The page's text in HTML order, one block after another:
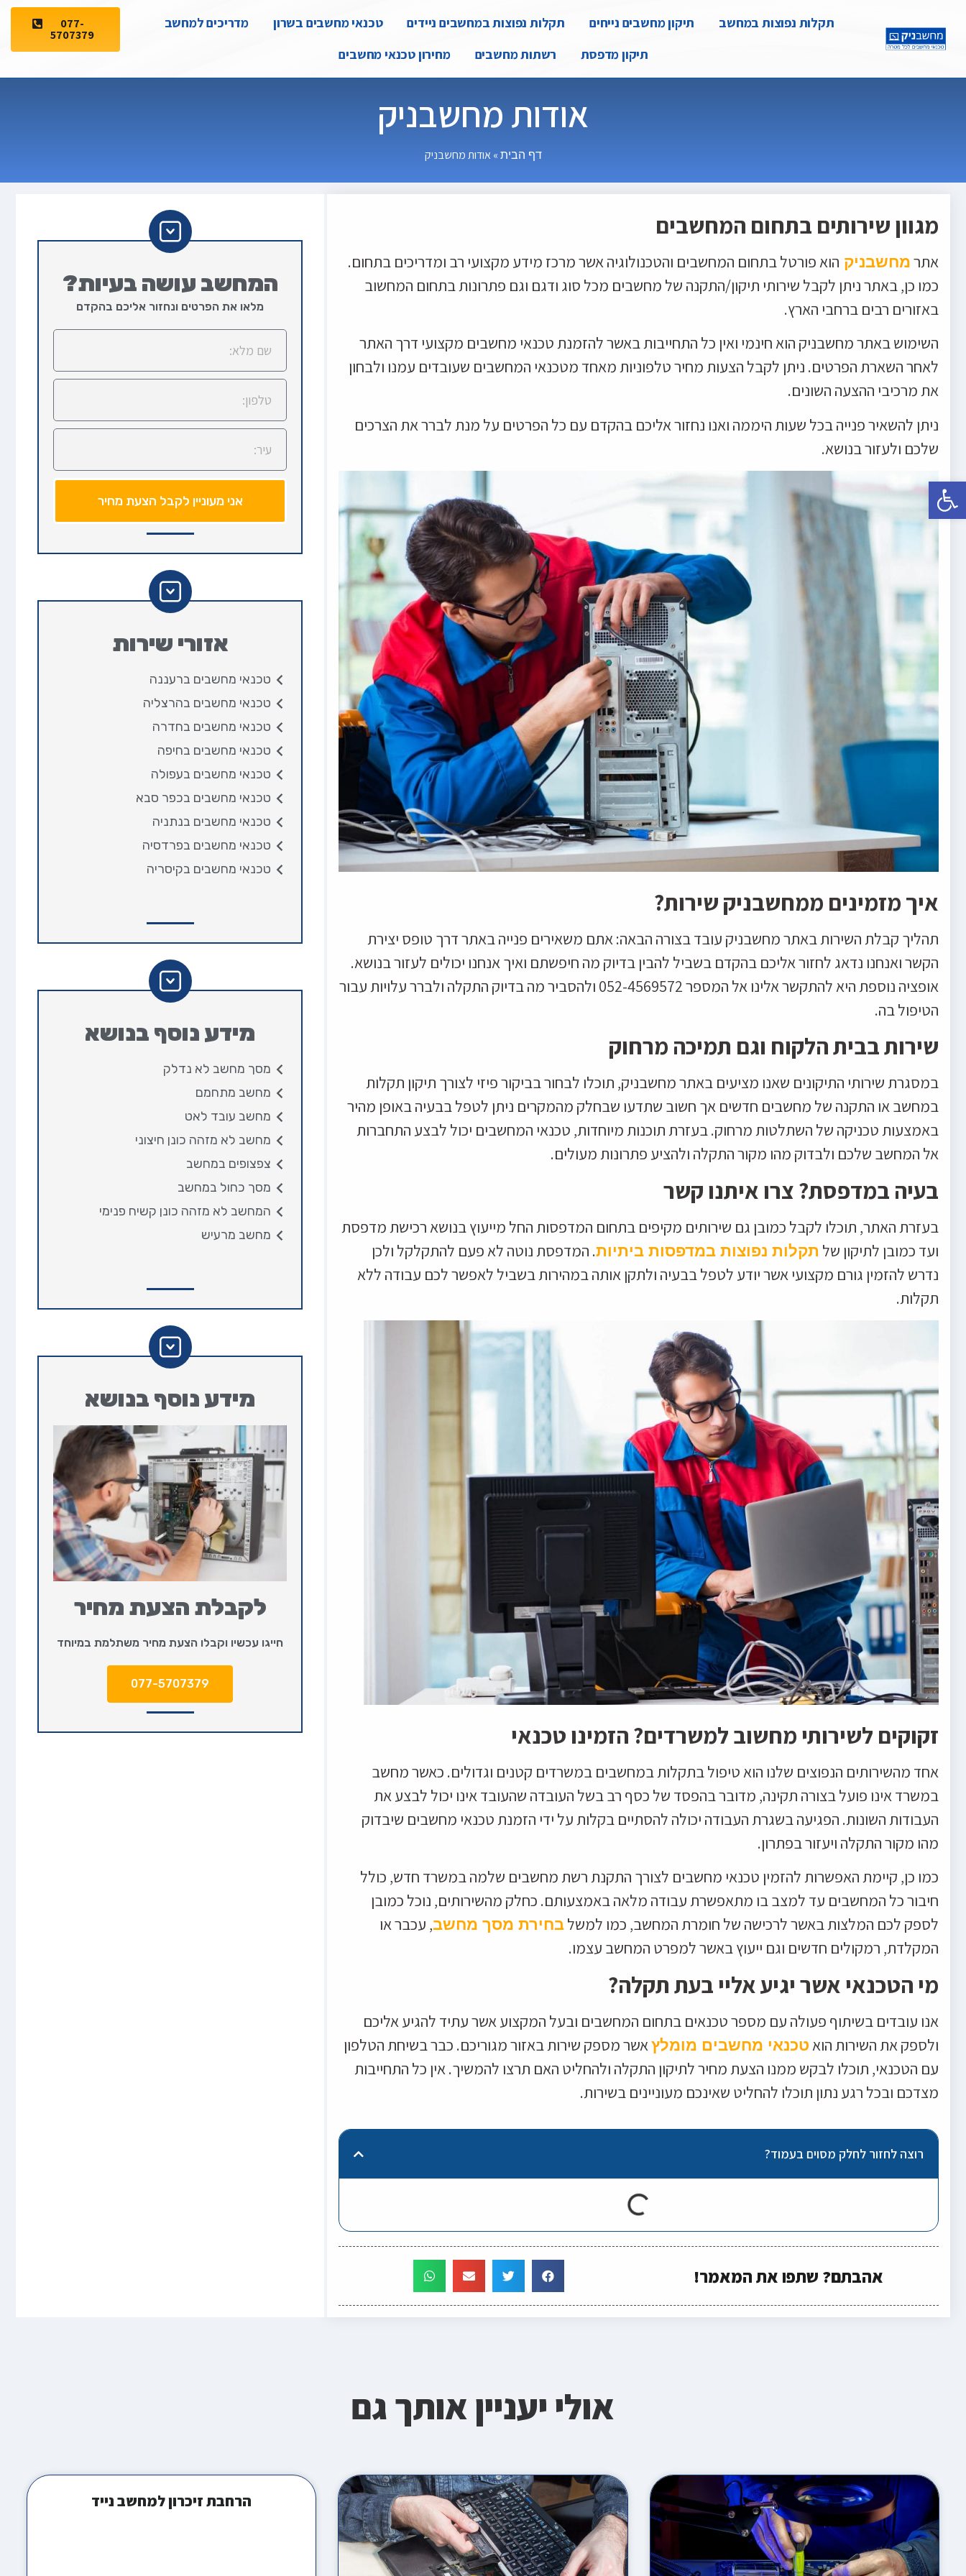
פתח סרגל נגישות
תקלות נפוצות במחשב תיקון מחשבים נייחים תקלות נפוצות במחשבים ניידים טכנאי מחשבים בשרון
מדריכים למחשב
תיקון מדפסת
רשתות מחשבים מחירון טכנאי מחשבים
077-
5707379
אודות מחשבניק
דף הבית »אודות מחשבניק
מגוון שירותים בתחום המחשבים
אתר מחשבניק הוא פורטל בתחום המחשבים והטכנולוגיה אשר מרכז מידע מקצועי רב ומדריכים בתחום.
כמו כן, באתר ניתן לקבל שירותי תיקון/התקנה של מחשבים מכל סוג ודגם וגם פתרונות בתחום המחשוב
באזורים רבים ברחבי הארץ.
השימוש באתר מחשבניק הוא חינמי ואין כל התחייבות באשר להזמנת טכנאי מחשבים מקצועי דרך האתר
לאחר השארת הפרטים. ניתן לקבל הצעות מחיר טלפוניות מאחד מטכנאי המחשבים שעובדים עמנו ולבחון
את מרכיבי ההצעה השונים.
ניתן להשאיר פנייה בכל שעות היממה ואנו נחזור אליכם בהקדם עם כל הפרטים על מנת לברר את הצרכים
שלכם ולעזור בנושא.
איך מזמינים ממחשבניק שירות?
תהליך קבלת השירות באתר מחשבניק עובד בצורה הבאה: אתם משאירים פנייה באתר דרך טופס יצירת
הקשר ואנחנו נדאג לחזור אליכם בהקדם בשביל להבין בדיוק מה חיפשתם ואיך אנחנו יכולים לעזור בנושא.
אופציה נוספת היא להתקשר אלינו אל המספר 052-4569572 ולהסביר מה בדיוק התקלה ולברר עלויות עבור
הטיפול בה.
שירות בבית הלקוח וגם תמיכה מרחוק
במסגרת שירותי התיקונים שאנו מציעים באתר מחשבניק, תוכלו לבחור בביקור פיזי לצורך תיקון תקלות
במחשב או התקנה של מחשבים חדשים אך חשוב שתדעו שבחלק מהמקרים ניתן לטפל בבעיה באופן מהיר
באמצעות טכניקה של השתלטות מרחוק. בעזרת תוכנות מיוחדות, טכנאי המחשבים יכול לבצע התחברות
אל המחשב שלכם ולבדוק מהו מקור התקלה ולהציע פתרונות מעולים.
בעיה במדפסת? צרו איתנו קשר
בעזרת האתר, תוכלו לקבל כמובן גם שירותים מקיפים בתחום המדפסות החל מייעוץ בנושא רכישת מדפסת
ועד כמובן לתיקון של תקלות נפוצות במדפסות ביתיות. המדפסת נוטה לא פעם להתקלקל ולכן
נדרש להזמין גורם מקצועי אשר יודע לטפל בבעיה ולתקן אותה במהירות בשביל לאפשר לכם עבודה ללא
תקלות.
זקוקים לשירותי מחשוב למשרדים? הזמינו טכנאי
אחד מהשירותים הנפוצים שלנו הוא טיפול בתקלות במחשבים במשרדים קטנים וגדולים. כאשר מחשב
במשרד אינו פועל בצורה תקינה, מדובר בהפסד של כסף רב בשל העובדה שהעובד אינו יכול לבצע את
העבודות השונות. הפגיעה בשגרת העבודה יכולה להסתיים בקלות על ידי הזמנת טכנאי מחשבים שיבדוק
מהו מקור התקלה ויעזור בפתרון.
כמו כן, קיימת האפשרות להזמין טכנאי מחשבים לצורך התקנת רשת מחשבים שלמה במשרד חדש, כולל
חיבור כל המחשבים עד למצב בו מתאפשרת עבודה מלאה באמצעותם. כחלק מהשירותים, נוכל כמובן
לספק לכם המלצות באשר לרכישה של חומרת המחשב, כמו למשל בחירת מסך מחשב, עכבר או
המקלדת, רמקולים חדשים וגם ייעוץ באשר למפרט המחשב עצמו.
מי הטכנאי אשר יגיע אליי בעת תקלה?
אנו עובדים בשיתוף פעולה עם מספר טכנאים בתחום המחשבים ובעל המקצוע אשר עתיד להגיע אליכם
ולספק את השירות הוא טכנאי מחשבים מומלץאשר מספק שירות באזור מגוריכם. כבר בשיחת הטלפון
עם הטכנאי, תוכלו לבקש ממנו הצעת מחיר לתיקון התקלה ולהחליט האם תרצו להמשיך. אין כל התחייבות
מצדכם ובכל רגע נתון תוכלו להחליט שאינכם מעוניינים בשירות.
רוצה לחזור לחלק מסוים בעמוד?
אהבתם? שתפו את המאמר!
המחשב עושה בעיות?
מלאו את הפרטים ונחזור אליכם בהקדם
אני מעוניין לקבל הצעת מחיר
אזורי שירות
טכנאי מחשבים ברעננה
טכנאי מחשבים בהרצליה
טכנאי מחשבים בחדרה
טכנאי מחשבים בחיפה
טכנאי מחשבים בעפולה
טכנאי מחשבים בכפר סבא
טכנאי מחשבים בנתניה
טכנאי מחשבים בפרדסיה
טכנאי מחשבים בקיסריה
מידע נוסף בנושא
מסך מחשב לא נדלק
מחשב מתחמם
מחשב עובד לאט
מחשב לא מזהה כונן חיצוני
צפצופים במחשב
מסך כחול במחשב
המחשב לא מזהה כונן קשיח פנימי
מחשב מרעיש
מידע נוסף בנושא
לקבלת הצעת מחיר
חייגו עכשיו וקבלו הצעת מחיר משתלמת במיוחד
077-5707379
אולי יעניין אותך גם
הרחבת זיכרון למחשב נייד